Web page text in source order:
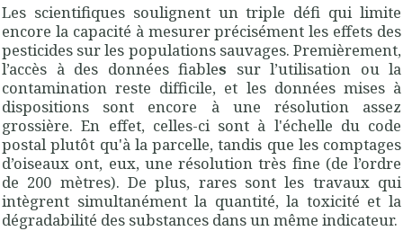
Les scientifiques soulignent un triple défi qui limite
encore la capacité à mesurer précisément les effets des
pesticides sur les populations sauvages. Premièrement,
l’accès à des données fiables sur l’utilisation ou la
contamination reste difficile, et les données mises à
dispositions sont encore à une résolution assez
grossière. En effet, celles-ci sont à l'échelle du code
postal plutôt qu'à la parcelle, tandis que les comptages
d’oiseaux ont, eux, une résolution très fine (de l’ordre
de 200 mètres). De plus, rares sont les travaux qui
intègrent simultanément la quantité, la toxicité et la
dégradabilité des substances dans un même indicateur.